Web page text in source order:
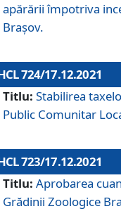
apărării împotriva
Brașov.
724/17.12.2021
Titlu: Stabilirea
Public Comunitar
723/17.12.2021
Titlu: Aprobarea
Grădinii Zoologice